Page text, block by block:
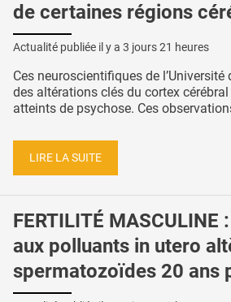
de certaines régions
Actualité publiée il y a 3 jours 21 heures
Ces neuroscientifiques de
des altérations clés du cortex
atteints de psychose. Ces
LIRE LA SUITE
FERTILITÉ MASCULINE
aux polluants in utero
spermatozoïdes 20 ans